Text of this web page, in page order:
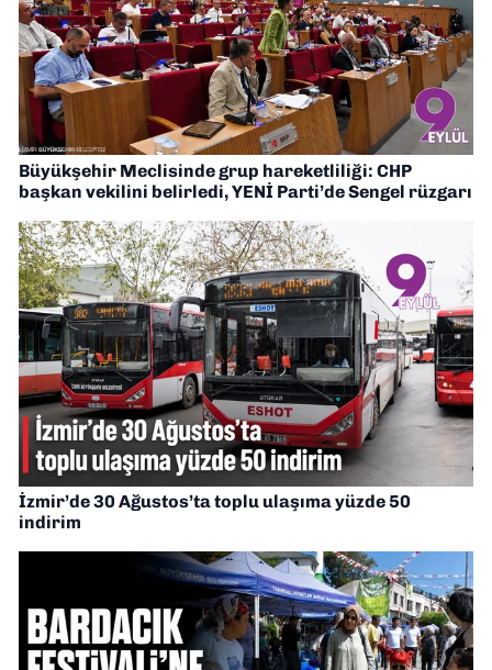
Büyükşehir Meclisinde grup hareketliliği: CHP
başkan vekilini belirledi, YENİ Parti’de Sengel rüzgarı
İzmir’de 30 Ağustos’ta toplu ulaşıma yüzde 50
indirim